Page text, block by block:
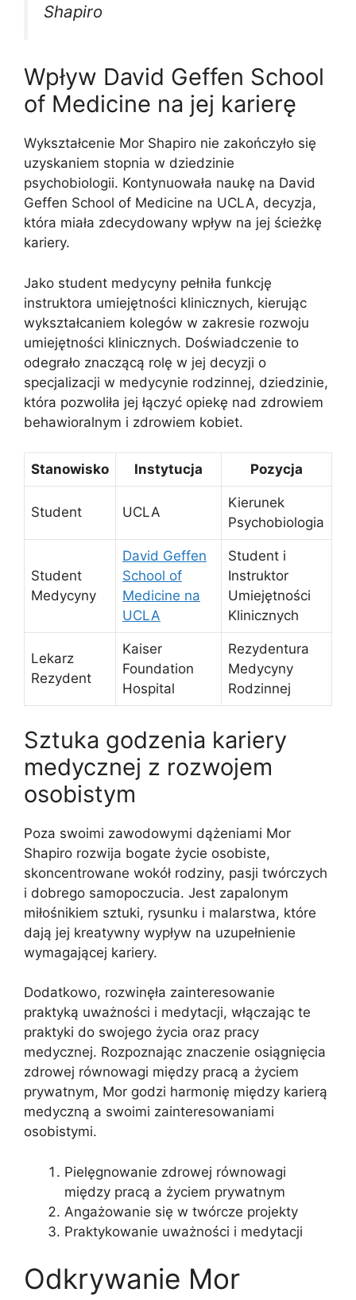
Shapiro
Wpływ David Geffen School
of Medicine na jej karierę
Wykształcenie Mor Shapiro nie zakończyło się
uzyskaniem stopnia w dziedzinie
psychobiologii. Kontynuowała naukę na David
Geffen School of Medicine na UCLA, decyzja,
która miała zdecydowany wpływ na jej ścieżkę
kariery.
Jako student medycyny pełniła funkcję
instruktora umiejętności klinicznych, kierując
wykształcaniem kolegów w zakresie rozwoju
umiejętności klinicznych. Doświadczenie to
odegrało znaczącą rolę w jej decyzji o
specjalizacji w medycynie rodzinnej, dziedzinie,
która pozwoliła jej łączyć opiekę nad zdrowiem
behawioralnym i zdrowiem kobiet.
Stanowisko Instytucja Pozycja
Student UCLA
Kierunek
Psychobiologia
Student
Medycyny
David Geffen
School of
Medicine na
UCLA
Student i
Instruktor
Umiejętności
Klinicznych
Lekarz
Rezydent
Kaiser
Foundation
Hospital
Rezydentura
Medycyny
Rodzinnej
Sztuka godzenia kariery
medycznej z rozwojem
osobistym
Poza swoimi zawodowymi dążeniami Mor
Shapiro rozwija bogate życie osobiste,
skoncentrowane wokół rodziny, pasji twórczych
i dobrego samopoczucia. Jest zapalonym
miłośnikiem sztuki, rysunku i malarstwa, które
dają jej kreatywny wypływ na uzupełnienie
wymagającej kariery.
Dodatkowo, rozwinęła zainteresowanie
praktyką uważności i medytacji, włączając te
praktyki do swojego życia oraz pracy
medycznej. Rozpoznając znaczenie osiągnięcia
zdrowej równowagi między pracą a życiem
prywatnym, Mor godzi harmonię między karierą
medyczną a swoimi zainteresowaniami
osobistymi.
Pielęgnowanie zdrowej równowagi
między pracą a życiem prywatnym
Angażowanie się w twórcze projekty
Praktykowanie uważności i medytacji
Odkrywanie Mor